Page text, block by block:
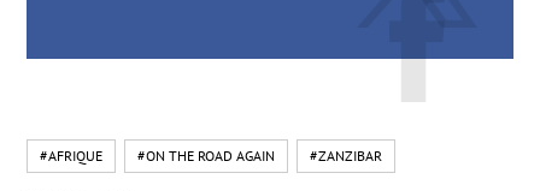
#AFRIQUE #ON THE ROAD AGAIN #ZANZIBAR